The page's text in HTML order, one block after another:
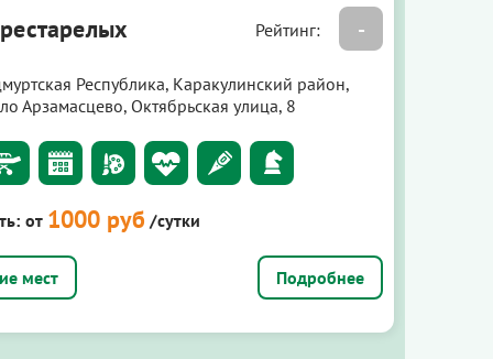
Рейтинг: -
Республика, Каракулинский район,
Арзамасцево, Октябрьская улица, 8
от 1000 руб /сутки
Подробнее